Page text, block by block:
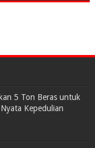
5 Ton Beras untuk
Kepedulian